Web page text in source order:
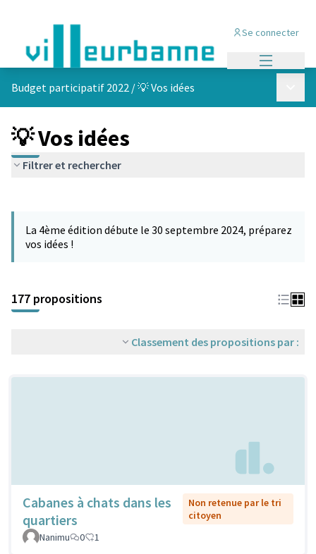
Se connecter
Budget participatif 2022 /💡 Vos idées
💡 Vos idées
Filtrer et rechercher
−
La 4ème édition débute le 30 septembre 2024, préparez
vos idées !
177 propositions
Classement des propositions par :
Cabanes à chats dans les
quartiers
Non retenue par le tri
citoyen
Nanimu
0 1